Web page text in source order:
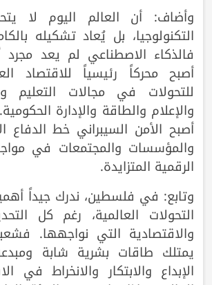
وأضاف: أن العالم اليوم لا
التكنولوجيا، بل يُعاد تشكيله
فالذكاء الاصطناعي لم يعد مجرد
أصبح محركاً رئيسياً للاقتصاد
للتحولات في مجالات التعليم
والإعلام والطاقة والإدارة
أصبح الأمن السيبراني خط الدفاع
والمؤسسات والمجتمعات في
الرقمية المتزايدة.
وتابع: في فلسطين، ندرك جيداً
التحولات العالمية، رغم كل
والاقتصادية التي نواجهها.
يمتلك طاقات بشرية شابة
الإبداع والابتكار والانخراط في